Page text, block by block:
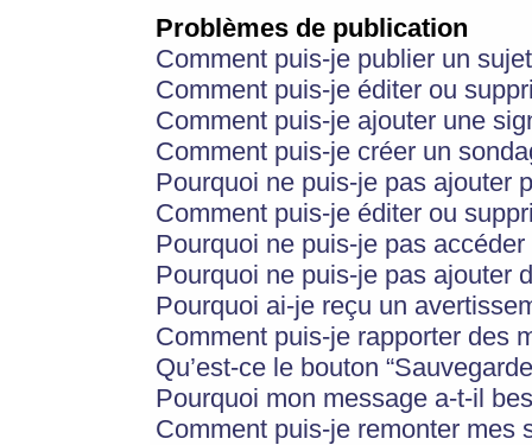
Problèmes de publication
Comment puis-je publier un
Comment puis-je éditer ou
Comment puis-je ajouter une
Comment puis-je créer un
Pourquoi ne puis-je pas ajouter
Comment puis-je éditer ou
Pourquoi ne puis-je pas
Pourquoi ne puis-je pas ajouter
Pourquoi ai-je reçu un
Comment puis-je rapporter des
Qu’est-ce le bouton
Pourquoi mon message a-t-il
Comment puis-je remonter mes